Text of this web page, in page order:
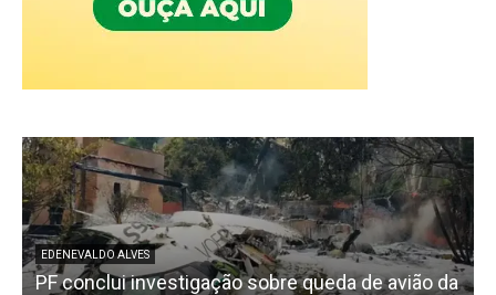
EDENEVALDO ALVES
PF conclui investigação sobre queda de avião da